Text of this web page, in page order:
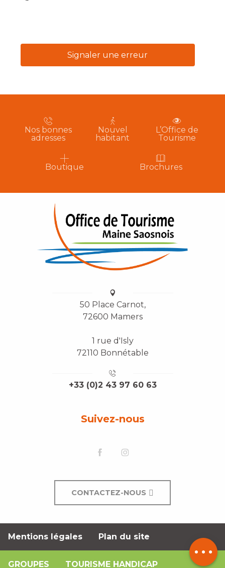
Tarifs
Signaler une erreur
Nos bonnes
adresses
Nouvel
habitant
L’Office de
Tourisme
Boutique Brochures
50 Place Carnot,
72600 Mamers
1 rue d'Isly
72110 Bonnétable
+33 (0)2 43 97 60 63
Suivez-nous
CONTACTEZ-NOUS
Mentions légales Plan du site
GROUPES TOURISME HANDICAP